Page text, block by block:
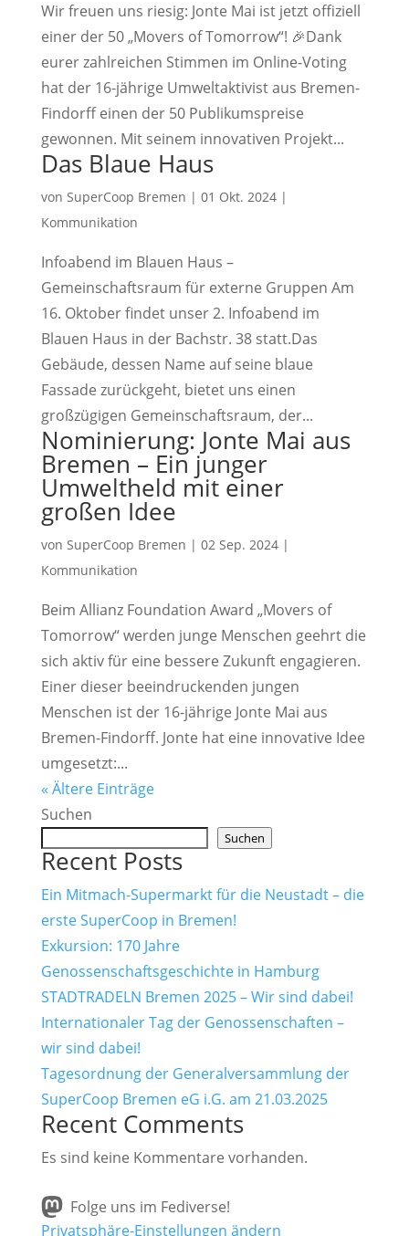
Wir freuen uns riesig: Jonte Mai ist jetzt offiziell
einer der 50 „Movers of Tomorrow“! 🎉Dank
eurer zahlreichen Stimmen im Online-Voting
hat der 16-jährige Umweltaktivist aus Bremen-
Findorff einen der 50 Publikumspreise
gewonnen. Mit seinem innovativen Projekt...
Das Blaue Haus
von SuperCoop Bremen | 01 Okt. 2024|
Kommunikation
Infoabend im Blauen Haus –
Gemeinschaftsraum für externe Gruppen Am
16. Oktober findet unser 2. Infoabend im
Blauen Haus in der Bachstr. 38 statt.Das
Gebäude, dessen Name auf seine blaue
Fassade zurückgeht, bietet uns einen
großzügigen Gemeinschaftsraum, der...
Nominierung: Jonte Mai aus
Bremen – Ein junger
Umweltheld mit einer
großen Idee
von SuperCoop Bremen | 02 Sep. 2024|
Kommunikation
Beim Allianz Foundation Award „Movers of
Tomorrow“ werden junge Menschen geehrt die
sich aktiv für eine bessere Zukunft engagieren.
Einer dieser beeindruckenden jungen
Menschen ist der 16-jährige Jonte Mai aus
Bremen-Findorff. Jonte hat eine innovative Idee
umgesetzt:...
« Ältere Einträge
Suchen
Suchen
Recent Posts
Ein Mitmach-Supermarkt für die Neustadt – die
erste SuperCoop in Bremen!
Exkursion: 170 Jahre
Genossenschaftsgeschichte in Hamburg
STADTRADELN Bremen 2025 – Wir sind dabei!
Internationaler Tag der Genossenschaften –
wir sind dabei!
Tagesordnung der Generalversammlung der
SuperCoop Bremen eG i.G. am 21.03.2025
Recent Comments
Es sind keine Kommentare vorhanden.
Folge uns im Fediverse!
Privatsphäre-Einstellungen ändern